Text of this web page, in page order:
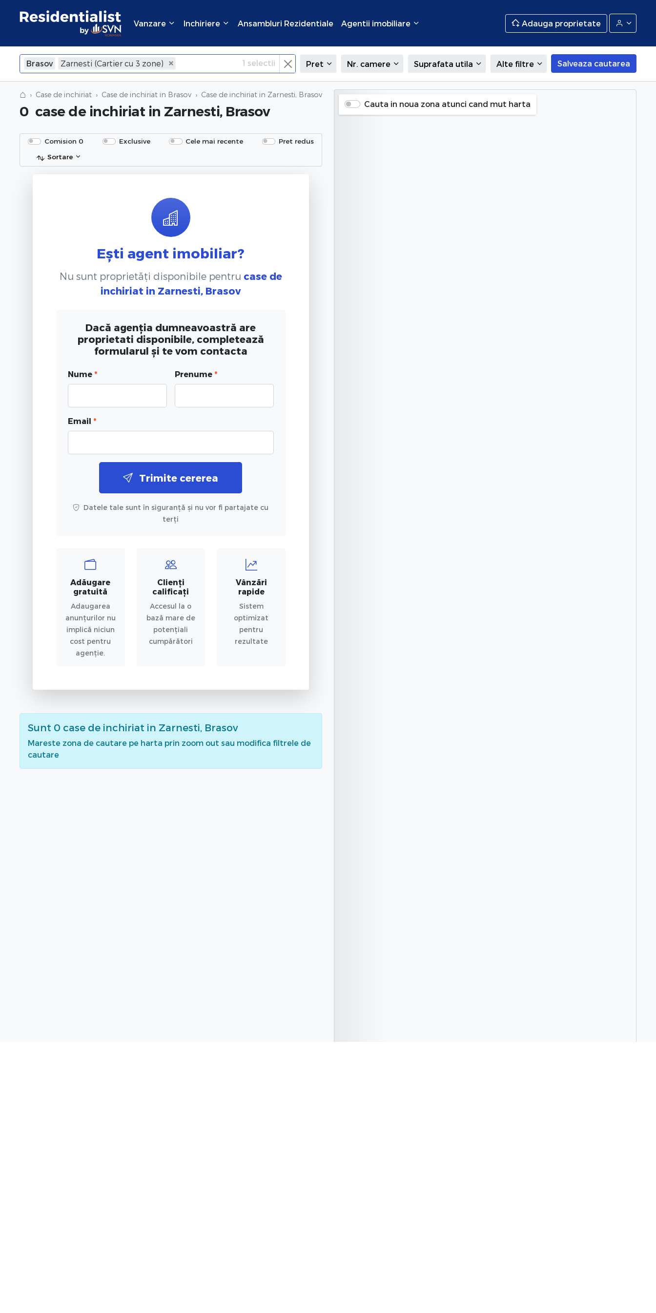
Vanzare Inchiriere Ansambluri Rezidentiale Agentii imobiliare Adauga proprietate
Brasov Zarnesti (Cartier cu 3 zone)
×Inchide
1 selectii Pret Nr. camere Suprafata utila Alte filtre Salveaza cautarea
⌂ Case de inchiriat Case de inchiriat in Brasov Case de inchiriat in Zarnesti, Brasov
0 case de inchiriat in Zarnesti, Brasov
Comision 0 Exclusive Cele mai recente
Pret redus
Sortare
Ești agent imobiliar?
Nu sunt proprietăți disponibile pentru case de
inchiriat in Zarnesti, Brasov
Dacă agenția dumneavoastră are
proprietati disponibile, completează
formularul și te vom contacta
Nume * Prenume *
Email *
Trimite cererea
Datele tale sunt în siguranță și nu vor fi partajate cu
terți
Adăugare
gratuită
Adaugarea
anunțurilor nu
implică niciun
cost pentru
agenție.
Clienți
calificați
Accesul la o
bază mare de
potențiali
cumpărători
Vânzări
rapide
Sistem
optimizat
pentru
rezultate
Sunt 0 case de inchiriat in Zarnesti, Brasov
Mareste zona de cautare pe harta prin zoom out sau modifica filtrele de
cautare
Cauta in noua zona atunci cand mut harta